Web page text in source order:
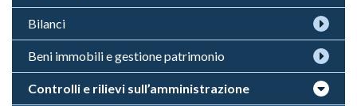
Bilanci
Beni immobili e gestione patrimonio
Controlli e rilievi sull’amministrazione